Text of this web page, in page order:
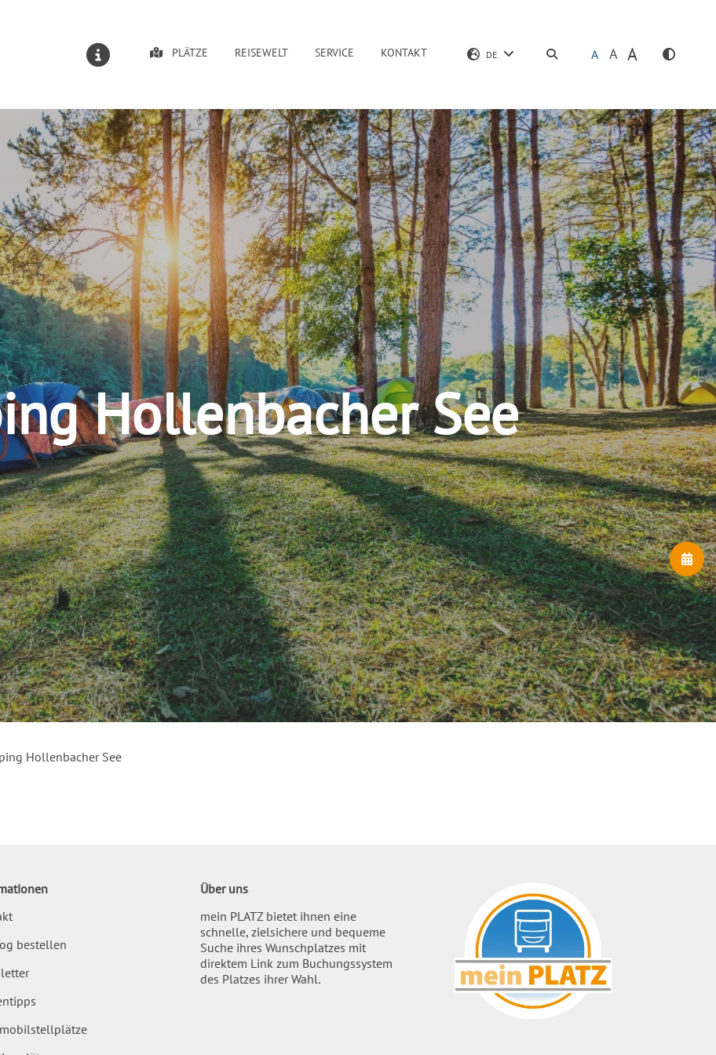
PLÄTZE REISEWELT SERVICE KONTAKT DE SUCHENA A A
Hollenbacher See
Hollenbacher See
bestellen
Über uns
mein PLATZ bietet ihnen eine
schnelle, zielsichere und bequeme
Suche ihres Wunschplatzes mit
direktem Link zum Buchungssystem
des Platzes ihrer Wahl.